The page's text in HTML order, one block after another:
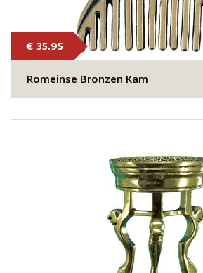
€ 35.95
Romeinse Bronzen Kam